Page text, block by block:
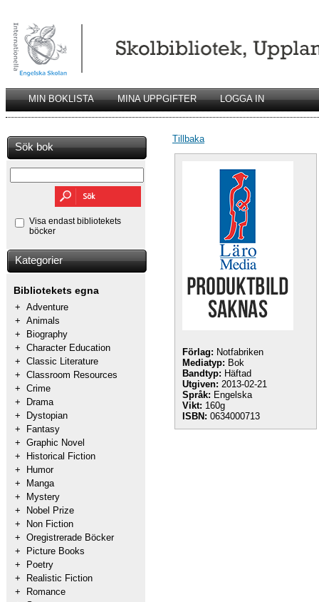
MIN BOKLISTA MINA UPPGIFTER LOGGA IN
Sök bok
Visa endast bibliotekets
böcker
Kategorier
Bibliotekets egna
+ Adventure
+ Animals
+
Biography
+ Character Education
+ Classic Literature
+ Classroom Resources
+ Crime
+
Drama
+
Dystopian
+
Fantasy
+ Graphic Novel
+
Historical Fiction
+
Humor
+
Manga
+
Mystery
+
Nobel Prize
+
Non Fiction
+ Oregistrerade Böcker
+
Picture Books
+
Poetry
+
Realistic Fiction
+
Romance
Tillbaka
Förlag: Notfabriken
Mediatyp: Bok
Bandtyp: Häftad
Utgiven: 2013-02-21
Språk: Engelska
Vikt: 160g
ISBN: 0634000713